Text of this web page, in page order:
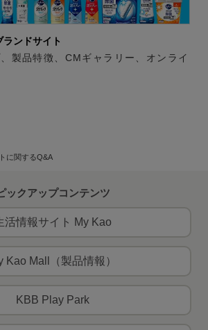
ンドサイト
製品特徴、CMギャラリー、オンライ
に関するQ&A
ックアップコンテンツ
活情報サイト My Kao
Kao Mall（製品情報）
KBB Play Park